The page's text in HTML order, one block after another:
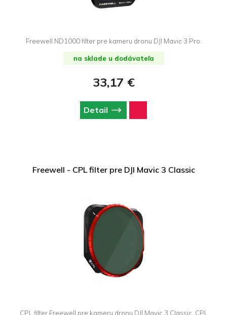
Freewell ND1000 filter pre kameru dronu DJI Mavic 3 Pro.
na sklade u dodávateľa
33,17 €
Detail
Freewell - CPL filter pre DJI Mavic 3 Classic
CPL filter Freewell pre kameru dronu DJI Mavic 3 Classic. CPL